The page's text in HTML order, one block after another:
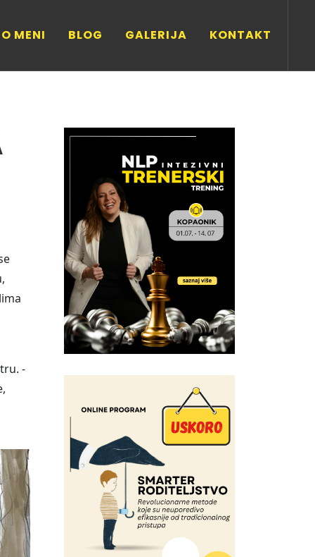
O MENI BLOG GALERIJA KONTAKT
-